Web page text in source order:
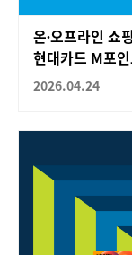
온∙오프라인 쇼
현대카드 M포
2026.04.24